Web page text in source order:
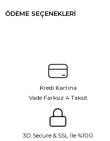
ÖDEME SEÇENEKLERI
Kredi Kartına
Vade Farksız 4 Taksit
3D Secure & SSL İle %100